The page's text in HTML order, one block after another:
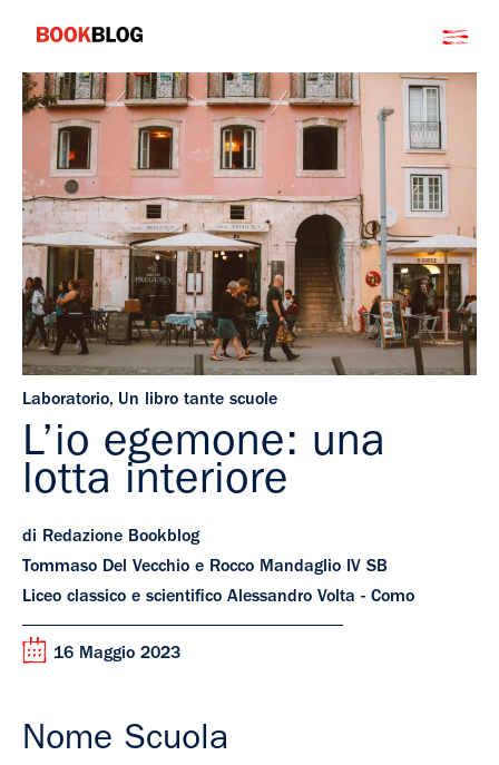
contenuto
Bookblog
Laboratorio, Un libro tante scuole
L’io egemone: una
lotta interiore
di Redazione Bookblog
Tommaso Del Vecchio e Rocco Mandaglio IV SB
Liceo classico e scientifico Alessandro Volta - Como
16 Maggio 2023
Nome Scuola